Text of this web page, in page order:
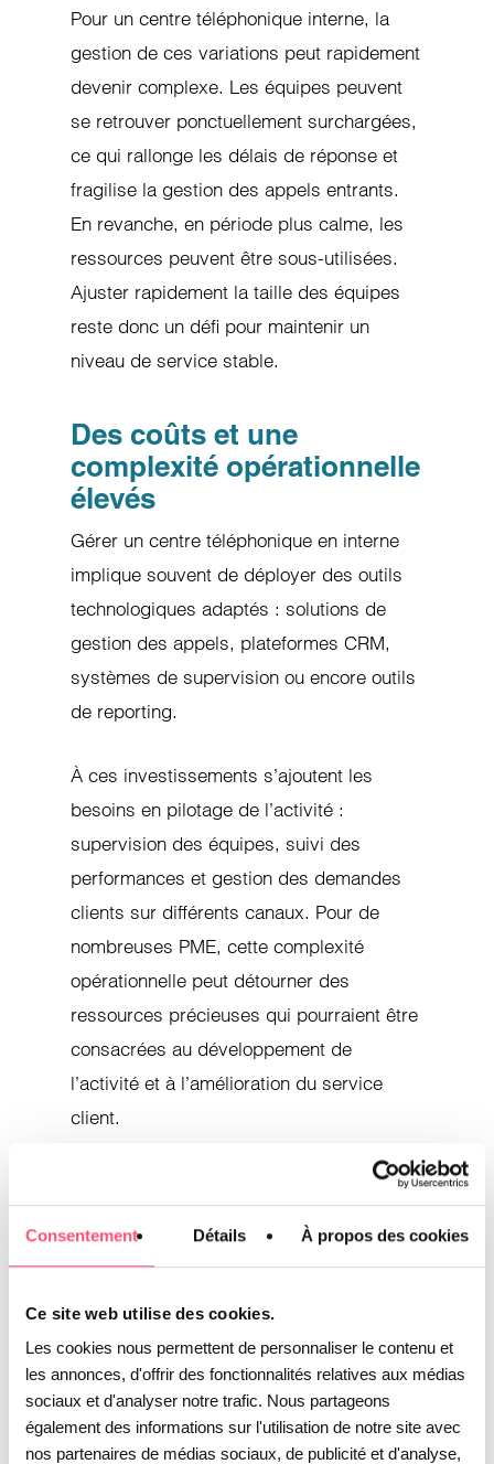
Consentement Détails À propos des cookies
Ce site web utilise des cookies.
Les cookies nous permettent de personnaliser le contenu et
les annonces, d'offrir des fonctionnalités relatives aux médias
sociaux et d'analyser notre trafic. Nous partageons
également des informations sur l'utilisation de notre site avec
nos partenaires de médias sociaux, de publicité et d'analyse,
Pour un centre téléphonique interne, la
gestion de ces variations peut rapidement
devenir complexe. Les équipes peuvent
se retrouver ponctuellement surchargées,
ce qui rallonge les délais de réponse et
fragilise la gestion des appels entrants.
En revanche, en période plus calme, les
ressources peuvent être sous-utilisées.
Ajuster rapidement la taille des équipes
reste donc un défi pour maintenir un
niveau de service stable.
Des coûts et une
complexité opérationnelle
élevés
Gérer un centre téléphonique en interne
implique souvent de déployer des outils
technologiques adaptés : solutions de
gestion des appels, plateformes CRM,
systèmes de supervision ou encore outils
de reporting.
À ces investissements s’ajoutent les
besoins en pilotage de l’activité :
supervision des équipes, suivi des
performances et gestion des demandes
clients sur différents canaux. Pour de
nombreuses PME, cette complexité
opérationnelle peut détourner des
ressources précieuses qui pourraient être
consacrées au développement de
l’activité et à l’amélioration du service
client.
centre téléphonique :
la solution pour
gagner en agilité
Face aux défis associés à la gestion d’un
centre téléphonique en interne, un nombre
croissant d’entreprises choisissent